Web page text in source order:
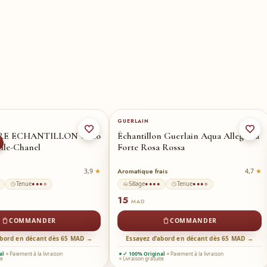
ECHANTILLON Coco
Chanel
3,9
Tenue●●●○
COMMANDER
en décant dès 65 MAD →
Paiement à la livraison
GUERLAIN
Échantillon Guerlain Aqua Allegoria
Forte Rosa Rossa
Aromatique frais 4,7
Sillage●●●● Tenue●●●○
15 MAD
COMMANDER
Essayez d’abord en décant dès 65 MAD →
✓ 100% Original Paiement à la livraison
Livraison gratuite